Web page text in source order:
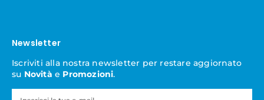
Newsletter
Iscriviti alla nostra newsletter per restare aggiornato
su Novità e Promozioni.